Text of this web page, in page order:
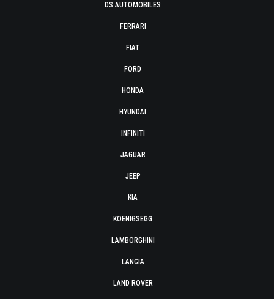
DS AUTOMOBILES
FERRARI
FIAT
FORD
HONDA
HYUNDAI
INFINITI
JAGUAR
JEEP
KIA
KOENIGSEGG
LAMBORGHINI
LANCIA
LAND ROVER